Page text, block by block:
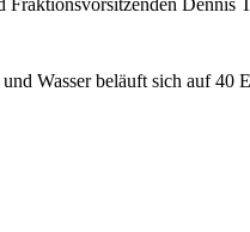
Wasser beläuft sich auf